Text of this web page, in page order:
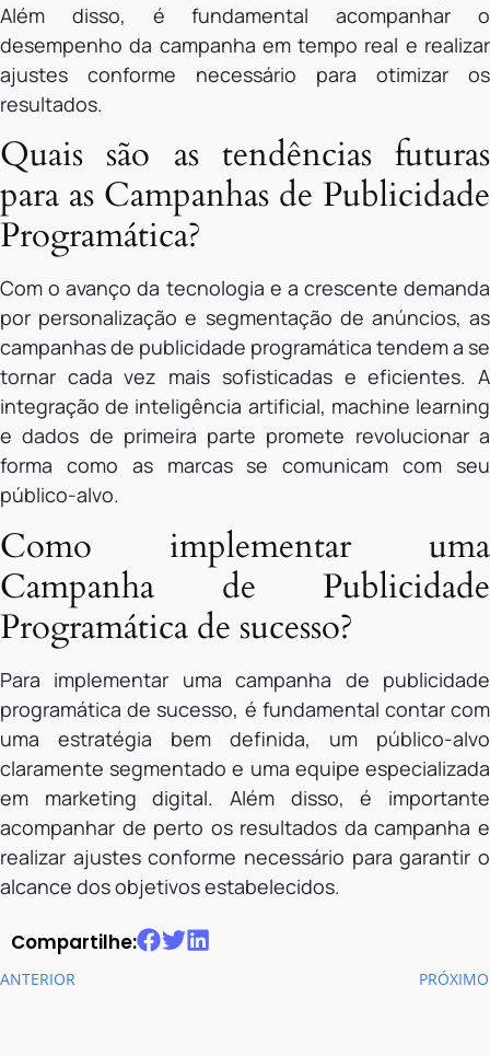
Além disso, é fundamental acompanhar o
desempenho da campanha em tempo real e realizar
ajustes conforme necessário para otimizar os
resultados.
Quais são as tendências futuras
para as Campanhas de Publicidade
Programática?
Com o avanço da tecnologia e a crescente demanda
por personalização e segmentação de anúncios, as
campanhas de publicidade programática tendem a se
tornar cada vez mais sofisticadas e eficientes. A
integração de inteligência artificial, machine learning
e dados de primeira parte promete revolucionar a
forma como as marcas se comunicam com seu
público-alvo.
Como implementar uma
Campanha de Publicidade
Programática de sucesso?
Para implementar uma campanha de publicidade
programática de sucesso, é fundamental contar com
uma estratégia bem definida, um público-alvo
claramente segmentado e uma equipe especializada
em marketing digital. Além disso, é importante
acompanhar de perto os resultados da campanha e
realizar ajustes conforme necessário para garantir o
alcance dos objetivos estabelecidos.
Compartilhe:
ANTERIOR PRÓXIMO